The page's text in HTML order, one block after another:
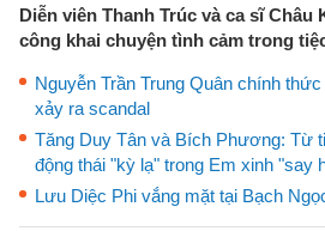
Diễn viên Thanh Trúc và ca sĩ Châu
công khai chuyện tình cảm trong
Nguyễn Trần Trung Quân chính
xảy ra scandal
Tăng Duy Tân và Bích Phương: Từ
động thái "kỳ lạ" trong Em xinh "say
Lưu Diệc Phi vắng mặt tại Bạch